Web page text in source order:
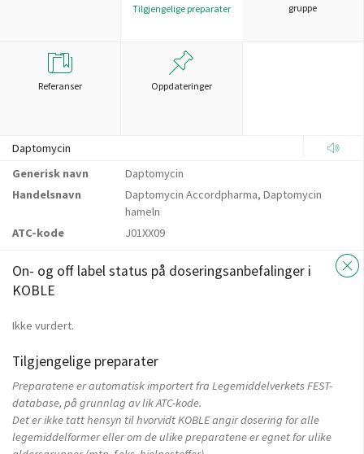
Tilgjengelige preparater
gruppe
Referanser Oppdateringer
Daptomycin
Generisk navn
Daptomycin
Handelsnavn
Daptomycin Accordpharma, Daptomycin
hameln
ATC-kode
J01XX09
On- og off label status på doseringsanbefalinger i
KOBLE
Ikke vurdert.
Tilgjengelige preparater
Preparatene er automatisk importert fra Legemiddelverkets FEST-
database, på grunnlag av lik ATC-kode.
Det er ikke tatt hensyn til hvorvidt KOBLE angir dosering for alle
legemiddelformer eller om de ulike preparatene er egnet for ulike